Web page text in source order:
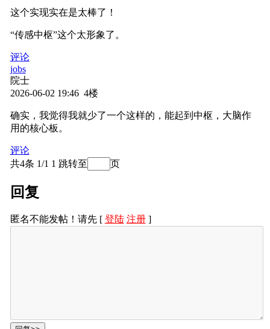
快速上手指南
X-STM32MP-MSP01 × 1
STM32MP157F-DK2 × 1
microSD卡 × 1
网线 / WiFi模块 × 1
软件准备
第一步：下载OpenSTLinux Starter Package
OPEN ST LINUX 桌面如图：
第二步：下载本工程 X-LINUX-MSP1_1.0.0-RC4
文件拷贝到开发板：
第三步：安装Python依赖：
这个实现实在是太棒了！
“传感中枢”这个太形象了。
评论
jobs
院士
2026-06-02 19:46 4楼
确实，我觉得我就少了一个这样的，能起到中枢，大脑作
用的核心板。
评论
共4条 1/1 1 跳转至 页
回复
匿名不能发帖！请先 [ 登陆 注册]